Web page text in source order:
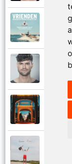
Simon